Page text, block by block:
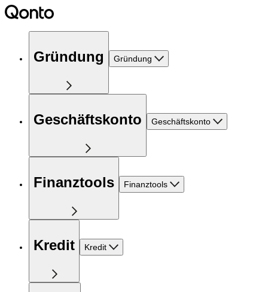
Gründung Gründung
Geschäftskonto Geschäftskonto
Finanztools Finanztools
Kredit Kredit